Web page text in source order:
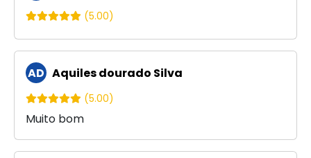
(5.00)
AD Aquiles dourado Silva
(5.00)
Muito bom